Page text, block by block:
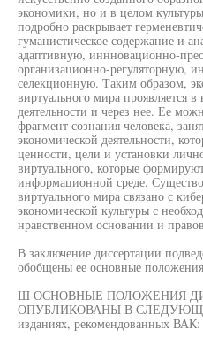
экономики, но и в целом
подробно раскрывает
гуманистическое содержание и
адаптивную, иннновационно-
организационно-регуляторную,
селекционную. Таким образом,
виртуального мира проявляется
деятельности и через нее. Ее
фрагмент сознания человека,
экономической деятельности,
ценности, цели и установки
виртуального, которые
информационной среде.
виртуального мира связано с
экономической культуры с
нравственном основании и
В заключение диссертации
обобщены ее основные
Ш ОСНОВНЫЕ ПОЛОЖЕНИЯ
ОПУБЛИКОВАНЫ В
изданиях, рекомендованных ВАК: